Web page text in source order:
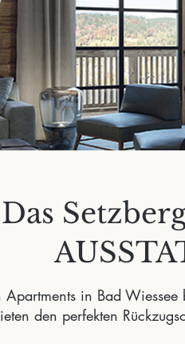
Das
Apartments in Bad
den perfekten